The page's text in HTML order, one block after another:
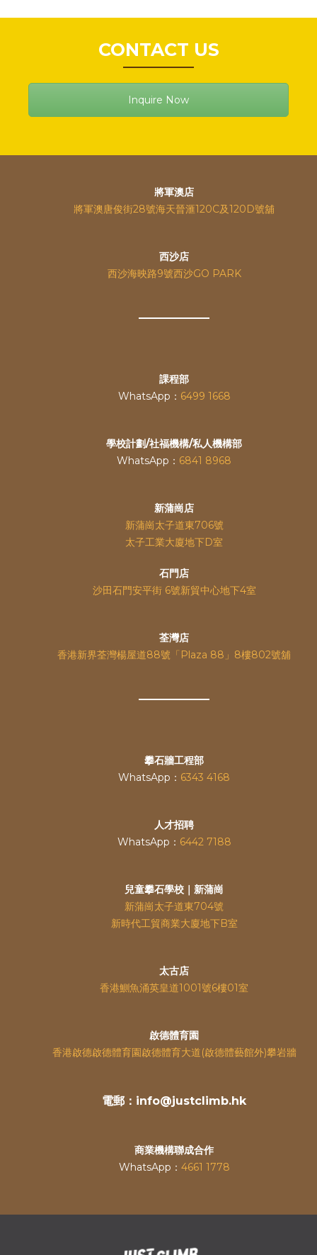
CONTACT US
Inquire Now
將軍澳店
將軍澳唐俊街28號海天晉滙120C及120D號舖
西沙店
西沙海映路9號西沙GO PARK
課程部
WhatsApp： 6499 1668
學校計劃/社福機構/私人機構部
WhatsApp： 6841 8968
新蒲崗店
新蒲崗太子道東706號
太子工業大廈地下D室
石門店
沙田石門安平街 6號新貿中心地下4室
荃灣店
香港新界荃灣楊屋道88號「Plaza 88」8樓802號舖
攀石牆工程部
WhatsApp： 6343 4168
人才招聘
WhatsApp： 6442 7188
兒童攀石學校｜新蒲崗
新蒲崗太子道東704號
新時代工貿商業大廈地下B室
太古店
香港鰂魚涌英皇道1001號6樓01室
啟德體育園
香港啟德啟德體育園啟德體育大道(啟德體藝館外)攀岩牆
電郵：info@justclimb.hk
商業機構聯成合作
WhatsApp： 4661 1778